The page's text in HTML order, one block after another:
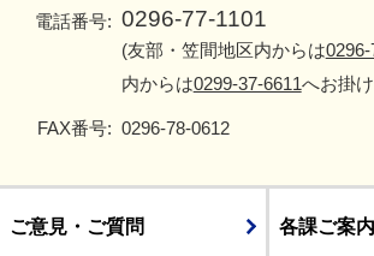
電話番号: 0296-77-1101
(友部・笠間地区内からは0296-
内からは0299-37-6611へお掛
FAX番号: 0296-78-0612
ご意見・ご質問 各課ご案内